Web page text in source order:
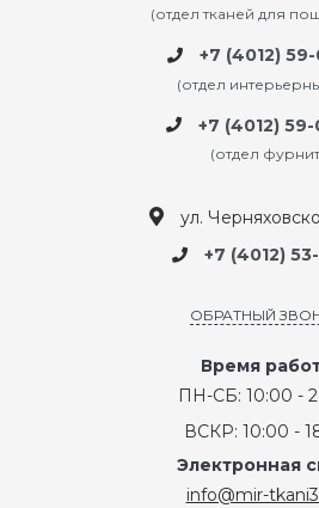
(отдел тканей для
+7 (4012)
(отдел
+7 (4012)
(отдел
ул.
+7 (4012)
ОБРАТНЫЙ
Время
ПН-СБ: 10:00 -
ВСКР: 10:00 -
Электронная
info@mir-